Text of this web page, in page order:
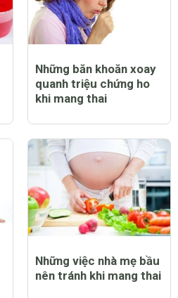
Những băn khoăn xoay
quanh triệu chứng ho
khi mang thai
Những việc nhà mẹ bầu
nên tránh khi mang thai